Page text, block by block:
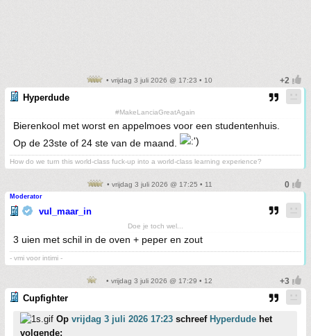
• vrijdag 3 juli 2026 @ 17:23 • 10
Hyperdude
#MakeLanciaGreatAgain
Bierenkool met worst en appelmoes voor een studentenhuis.
Op de 23ste of 24 ste van de maand.
How do we turn this world-class fuck-up into a world-class learning experience?
• vrijdag 3 juli 2026 @ 17:25 • 11
Moderator
vul_maar_in
Doe je toch wel...
3 uien met schil in de oven + peper en zout
- vmi voor intimi -
• vrijdag 3 juli 2026 @ 17:29 • 12
Cupfighter
Op vrijdag 3 juli 2026 17:23 schreef Hyperdude het
volgende: